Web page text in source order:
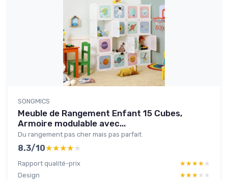
SONGMICS
Meuble de Rangement Enfant 15 Cubes,
Armoire modulable avec...
Du rangement pas cher mais pas parfait
8.3/10★★★★★
★★★★★
Rapport qualité-prix ★★★★★
★★★★★
Design
★★★★★
★★★★★